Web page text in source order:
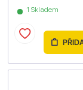
1 Skladem